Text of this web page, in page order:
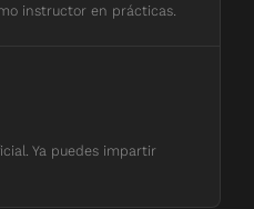
instructor en prácticas.
Ya puedes impartir